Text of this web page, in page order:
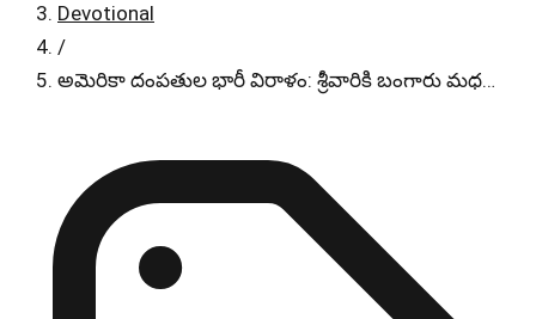
Devotional
/
అమెరికా దంపతుల భారీ విరాళం: శ్రీవారికి బంగారు మధ…